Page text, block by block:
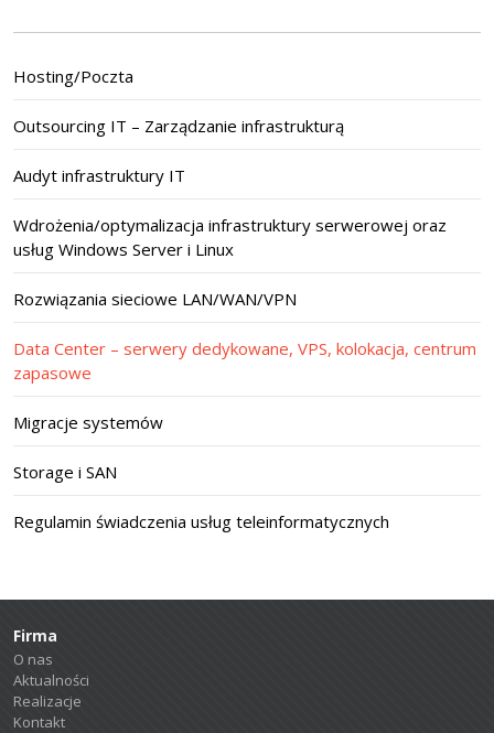
Hosting/Poczta
Outsourcing IT – Zarządzanie infrastrukturą
Audyt infrastruktury IT
Wdrożenia/optymalizacja infrastruktury serwerowej oraz
usług Windows Server i Linux
Rozwiązania sieciowe LAN/WAN/VPN
Data Center – serwery dedykowane, VPS, kolokacja, centrum
zapasowe
Migracje systemów
Storage i SAN
Regulamin świadczenia usług teleinformatycznych
Firma
O nas
Aktualności
Realizacje
Kontakt